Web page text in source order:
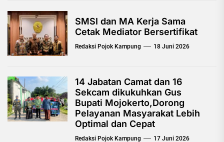
SMSI dan MA Kerja Sama
Cetak Mediator Bersertifikat
Redaksi Pojok Kampung 18 Juni 2026
14 Jabatan Camat dan 16
Sekcam dikukuhkan Gus
Bupati Mojokerto,Dorong
Pelayanan Masyarakat Lebih
Optimal dan Cepat
Redaksi Pojok Kampung 17 Juni 2026